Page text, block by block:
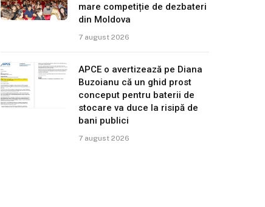
mare competiție de dezbateri
din Moldova
7 august 2026
APCE o avertizează pe Diana
Buzoianu că un ghid prost
conceput pentru baterii de
stocare va duce la risipă de
bani publici
7 august 2026